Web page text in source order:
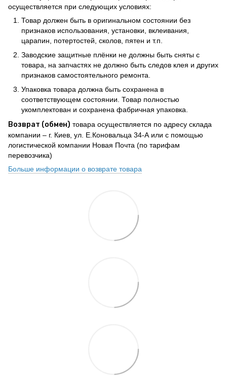
осуществляется при следующих условиях:
Товар должен быть в оригинальном состоянии без
признаков использования, установки, вклеивания,
царапин, потертостей, сколов, пятен и т.п.
Заводские защитные плёнки не должны быть сняты с
товара, на запчастях не должно быть следов клея и других
признаков самостоятельного ремонта.
Упаковка товара должна быть сохранена в
соответствующем состоянии. Товар полностью
укомплектован и сохранена фабричная упаковка.
Возврат (обмен) товара осуществляется по адресу склада
компании – г. Киев, ул. Е.Коновальца 34-А или с помощью
логистической компании Новая Почта (по тарифам
перевозчика)
Больше информации о возврате товара